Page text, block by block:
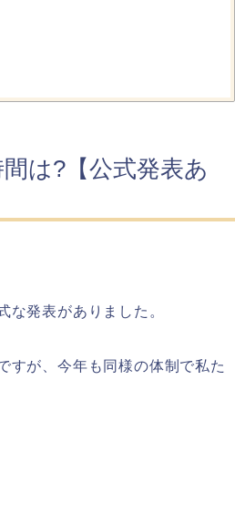
は?【公式発表あ
な発表がありました。
すが、今年も同様の体制で私た